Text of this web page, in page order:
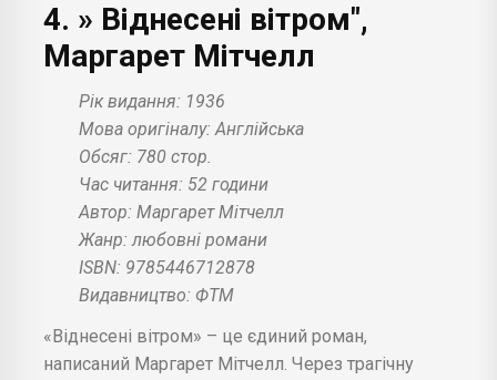
4. » Віднесені вітром",
Маргарет Мітчелл
Рік видання: 1936
Мова оригіналу: Англійська
Обсяг: 780 стор.
Час читання: 52 години
Автор: Маргарет Мітчелл
Жанр: любовні романи
ISBN: 9785446712878
Видавництво: ФТМ
«Віднесені вітром» – це єдиний роман,
написаний Маргарет Мітчелл. Через трагічну